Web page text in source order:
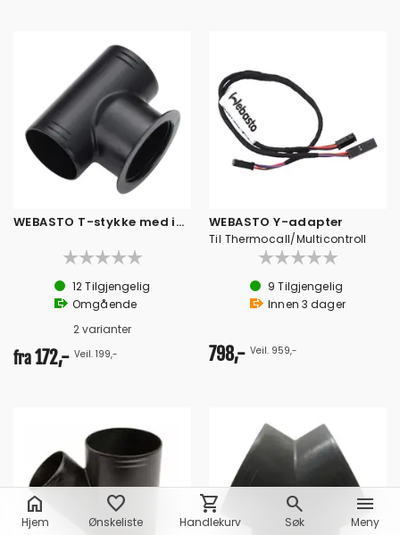
WEBASTO T-stykke med innvendig gjenge
12Tilgjengelig
Omgående
2 varianter
fra172,- Veil. 199,-
WEBASTO Y-adapter
Til Thermocall/Multicontroll
9 Tilgjengelig
Innen 3 dager
798,- Veil. 959,-
home
Hjem
favorite
Ønskeliste
shopping_cart
Handlekurv
search
Søk
menu
Meny